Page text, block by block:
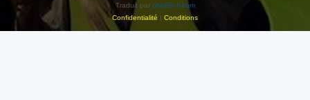
Traduit par phpBB-fr.com
Confidentialité | Conditions